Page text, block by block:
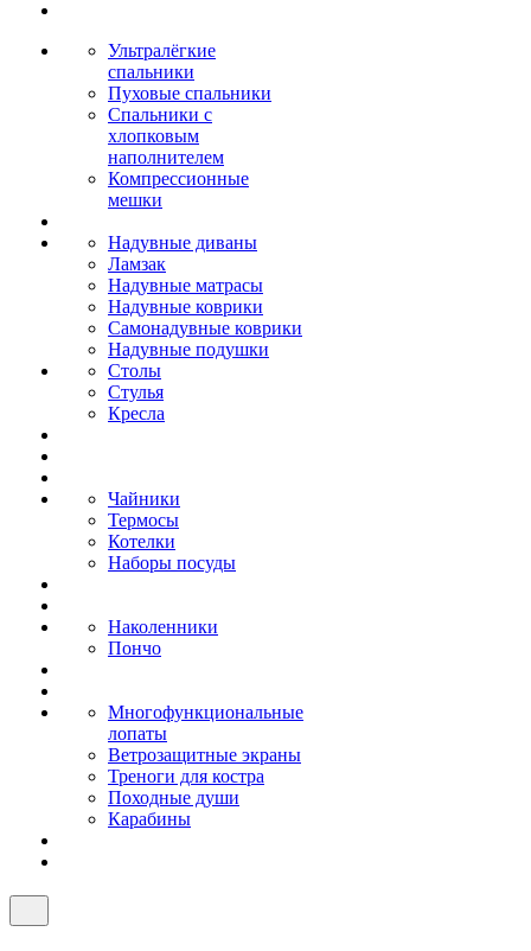
Ультралёгкие
спальники
Пуховые спальники
Спальники с
хлопковым
наполнителем
Компрессионные
мешки
Надувные диваны
Ламзак
Надувные матрасы
Надувные коврики
Самонадувные коврики
Надувные подушки
Столы
Стулья
Кресла
Чайники
Термосы
Котелки
Наборы посуды
Наколенники
Пончо
Многофункциональные
лопаты
Ветрозащитные экраны
Треноги для костра
Походные души
Карабины